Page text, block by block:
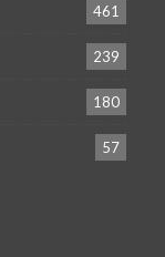
461
239
180
57